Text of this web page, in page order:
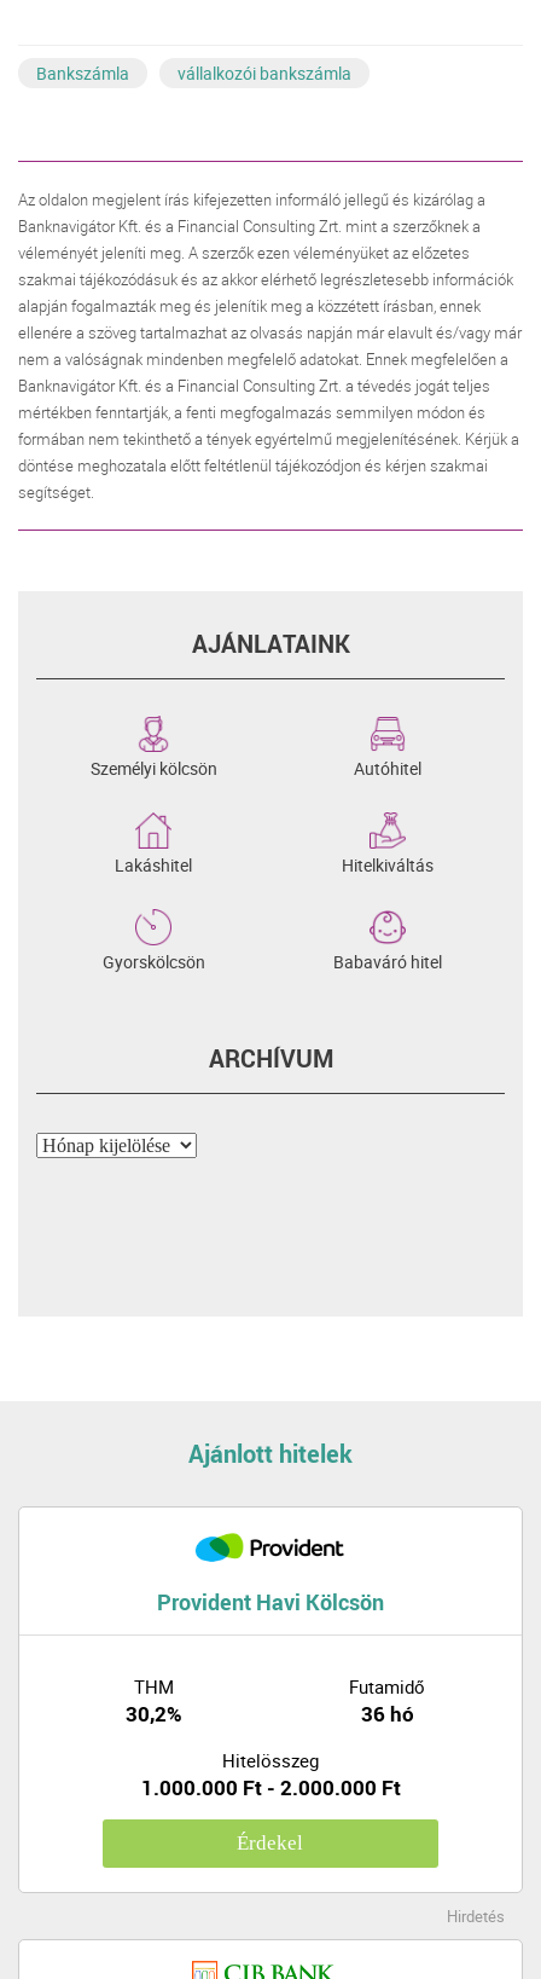
Bankszámla vállalkozói bankszámla
Az oldalon megjelent írás kifejezetten informáló jellegű és kizárólag a
Banknavigátor Kft. és a Financial Consulting Zrt. mint a szerzőknek a
véleményét jeleníti meg. A szerzők ezen véleményüket az előzetes
szakmai tájékozódásuk és az akkor elérhető legrészletesebb információk
alapján fogalmazták meg és jelenítik meg a közzétett írásban, ennek
ellenére a szöveg tartalmazhat az olvasás napján már elavult és/vagy már
nem a valóságnak mindenben megfelelő adatokat. Ennek megfelelően a
Banknavigátor Kft. és a Financial Consulting Zrt. a tévedés jogát teljes
mértékben fenntartják, a fenti megfogalmazás semmilyen módon és
formában nem tekinthető a tények egyértelmű megjelenítésének. Kérjük a
döntése meghozatala előtt feltétlenül tájékozódjon és kérjen szakmai
segítséget.
AJÁNLATAINK
Személyi kölcsön Autóhitel
Lakáshitel Hitelkiváltás
Gyorskölcsön Babaváró hitel
ARCHÍVUM
Archívum
Ajánlott hitelek
Provident Havi Kölcsön
THM
30,2%
Futamidő
36 hó
Hitelösszeg
1.000.000 Ft - 2.000.000 Ft
Érdekel
Hirdetés